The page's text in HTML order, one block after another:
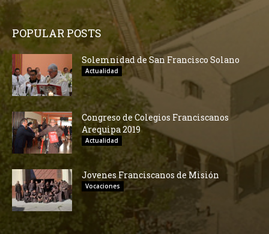
POPULAR POSTS
Solemnidad de San Francisco Solano
Actualidad
Congreso de Colegios Franciscanos
Arequipa 2019
Actualidad
Jovenes Franciscanos de Misión
Vocaciones